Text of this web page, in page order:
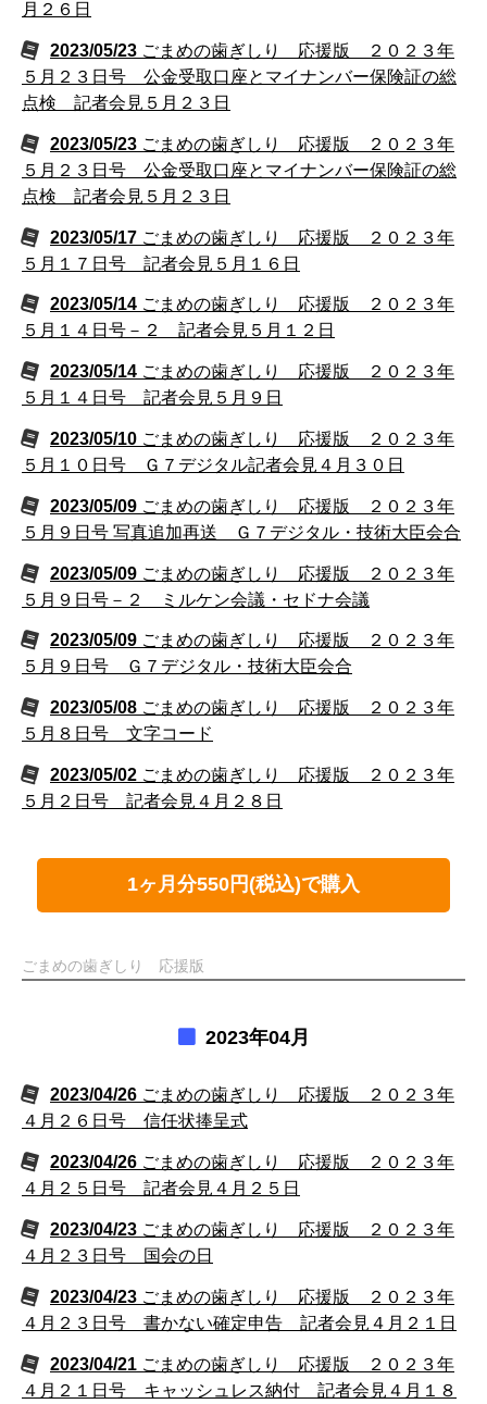
月２６日
2023/05/23 ごまめの歯ぎしり 応援版 ２０２３年
５月２３日号 公金受取口座とマイナンバー保険証の総
点検 記者会見５月２３日
2023/05/23 ごまめの歯ぎしり 応援版 ２０２３年
５月２３日号 公金受取口座とマイナンバー保険証の総
点検 記者会見５月２３日
2023/05/17 ごまめの歯ぎしり 応援版 ２０２３年
５月１７日号 記者会見５月１６日
2023/05/14 ごまめの歯ぎしり 応援版 ２０２３年
５月１４日号－２ 記者会見５月１２日
2023/05/14 ごまめの歯ぎしり 応援版 ２０２３年
５月１４日号 記者会見５月９日
2023/05/10 ごまめの歯ぎしり 応援版 ２０２３年
５月１０日号 Ｇ７デジタル記者会見４月３０日
2023/05/09 ごまめの歯ぎしり 応援版 ２０２３年
５月９日号 写真追加再送 Ｇ７デジタル・技術大臣会合
2023/05/09 ごまめの歯ぎしり 応援版 ２０２３年
５月９日号－２ ミルケン会議・セドナ会議
2023/05/09 ごまめの歯ぎしり 応援版 ２０２３年
５月９日号 Ｇ７デジタル・技術大臣会合
2023/05/08 ごまめの歯ぎしり 応援版 ２０２３年
５月８日号 文字コード
2023/05/02 ごまめの歯ぎしり 応援版 ２０２３年
５月２日号 記者会見４月２８日
1ヶ月分550円(税込)で購入
ごまめの歯ぎしり 応援版
2023年04月
2023/04/26 ごまめの歯ぎしり 応援版 ２０２３年
４月２６日号 信任状捧呈式
2023/04/26 ごまめの歯ぎしり 応援版 ２０２３年
４月２５日号 記者会見４月２５日
2023/04/23 ごまめの歯ぎしり 応援版 ２０２３年
４月２３日号 国会の日
2023/04/23 ごまめの歯ぎしり 応援版 ２０２３年
４月２３日号 書かない確定申告 記者会見４月２１日
2023/04/21 ごまめの歯ぎしり 応援版 ２０２３年
４月２１日号 キャッシュレス納付 記者会見４月１８